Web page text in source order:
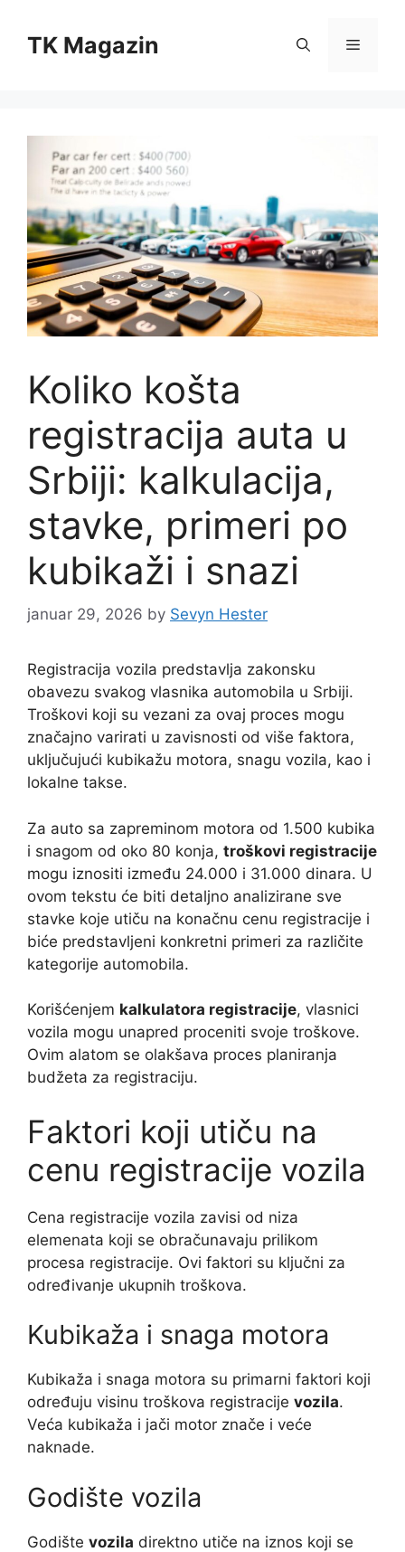
contentTK Magazin Menu
Koliko košta
registracija auta u
Srbiji: kalkulacija,
stavke, primeri po
kubikaži i snazi
januar 29, 2026 by Sevyn Hester
Registracija vozila predstavlja zakonsku
obavezu svakog vlasnika automobila u Srbiji.
Troškovi koji su vezani za ovaj proces mogu
značajno varirati u zavisnosti od više faktora,
uključujući kubikažu motora, snagu vozila, kao i
lokalne takse.
Za auto sa zapreminom motora od 1.500 kubika
i snagom od oko 80 konja, troškovi registracije
mogu iznositi između 24.000 i 31.000 dinara. U
ovom tekstu će biti detaljno analizirane sve
stavke koje utiču na konačnu cenu registracije i
biće predstavljeni konkretni primeri za različite
kategorije automobila.
Korišćenjem kalkulatora registracije, vlasnici
vozila mogu unapred proceniti svoje troškove.
Ovim alatom se olakšava proces planiranja
budžeta za registraciju.
Faktori koji utiču na
cenu registracije vozila
Cena registracije vozila zavisi od niza
elemenata koji se obračunavaju prilikom
procesa registracije. Ovi faktori su ključni za
određivanje ukupnih troškova.
Kubikaža i snaga motora
Kubikaža i snaga motora su primarni faktori koji
određuju visinu troškova registracije vozila.
Veća kubikaža i jači motor znače i veće
naknade.
Godište vozila
Godište vozila direktno utiče na iznos koji se